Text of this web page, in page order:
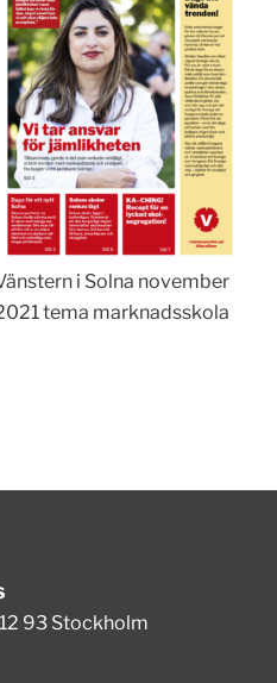
i Solna november
tema marknadsskola
93 Stockholm